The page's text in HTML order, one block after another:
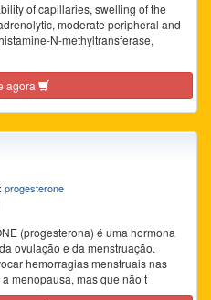
of capillaries, swelling of the
moderate peripheral and
N-methyltransferase,
agora
progesterone
(progesterona) é uma hormona
ovulação e da menstruação.
hemorragias menstruais nas
menopausa, mas que não t